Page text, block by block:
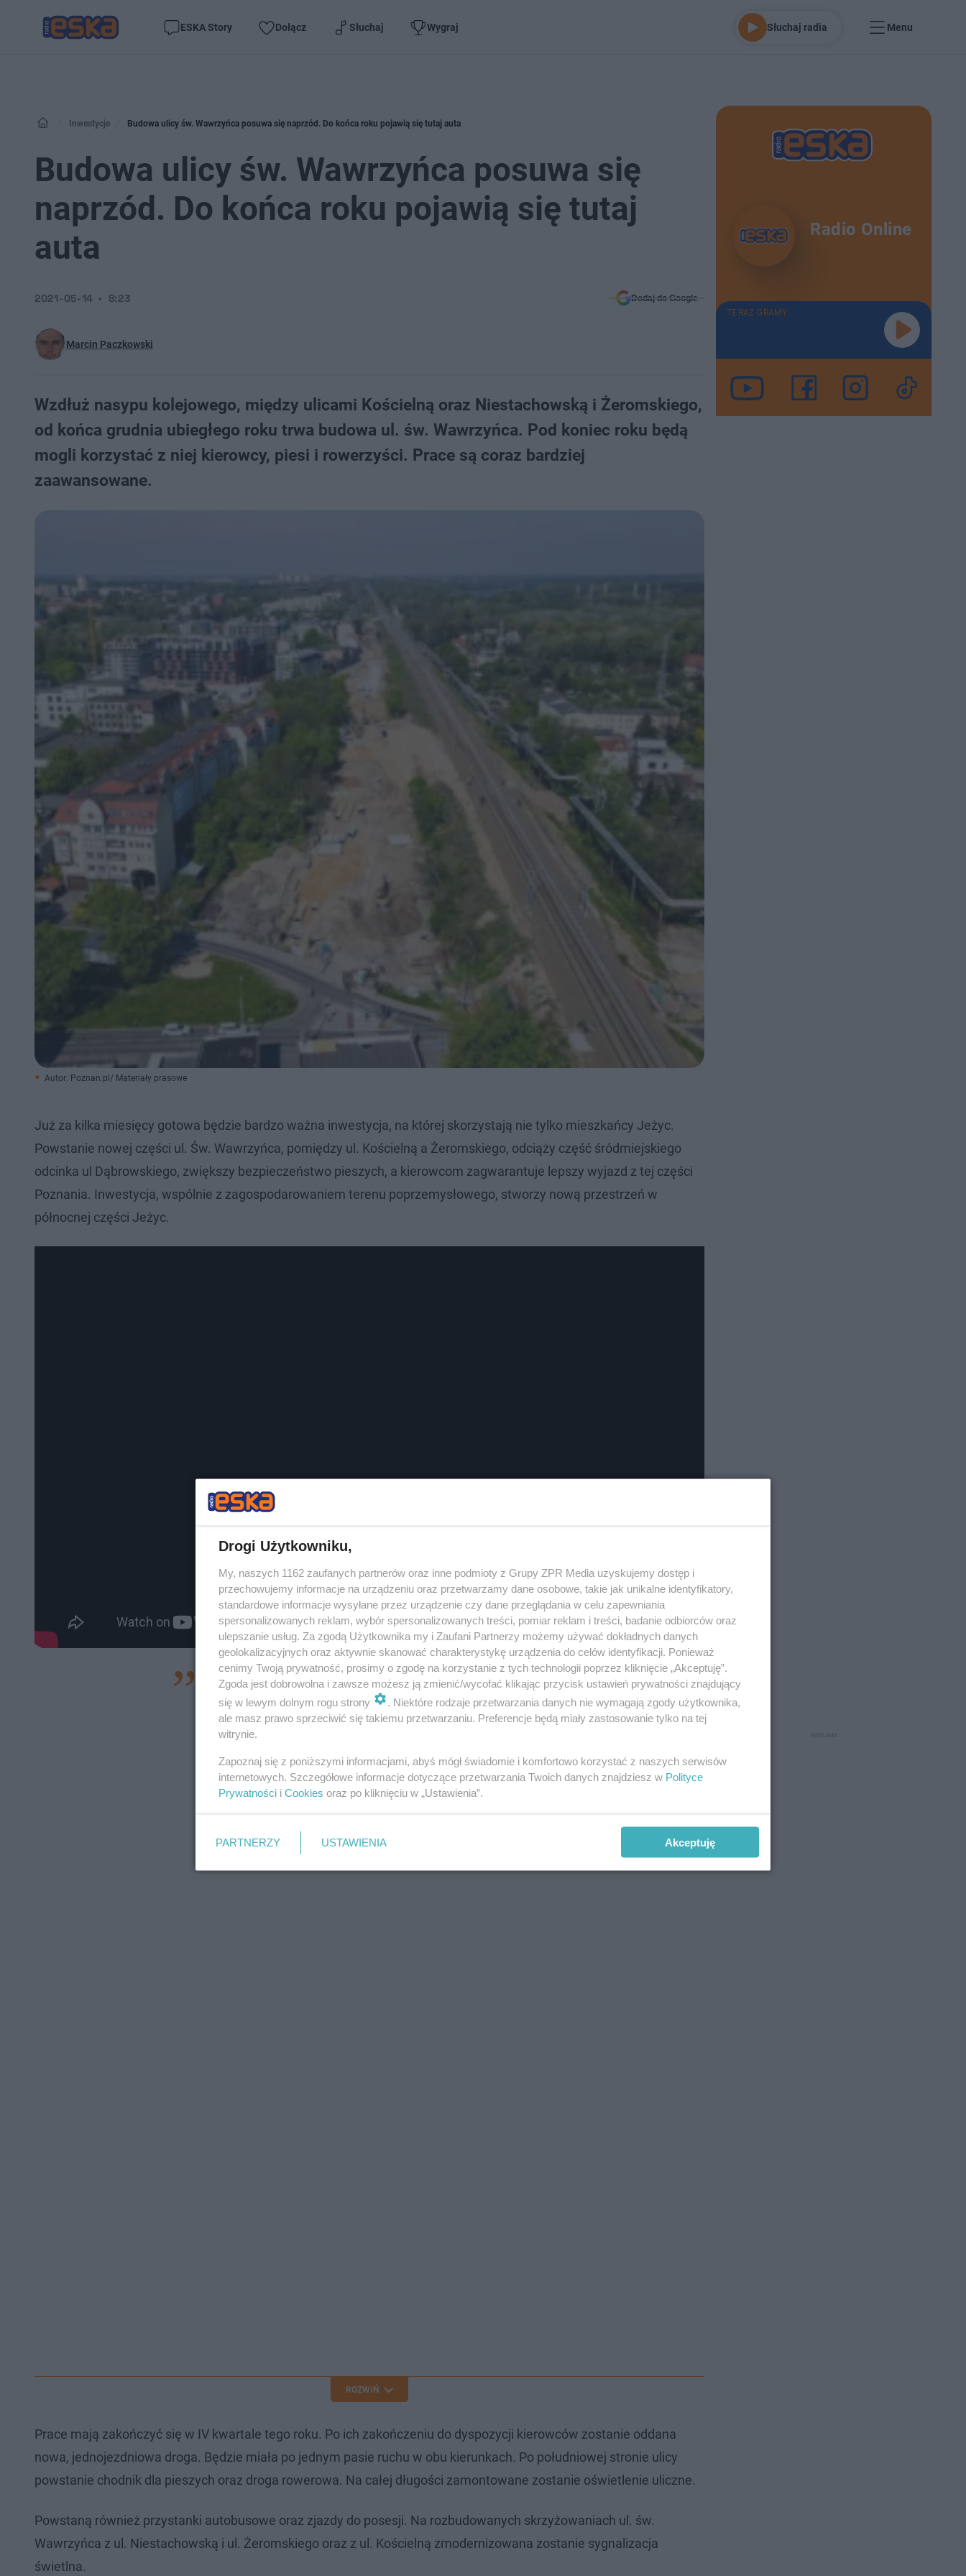
ESKA Story Dołącz Słuchaj Wygraj Słuchaj radia Menu
Inwestycje Budowa ulicy św. Wawrzyńca posuwa się naprzód. Do końca roku pojawią się tutaj auta
Budowa ulicy św. Wawrzyńca posuwa się
naprzód. Do końca roku pojawią się tutaj
auta
Marcin Paczkowski
2021-05-14 8:23 Dodaj do Google
Wzdłuż nasypu kolejowego, między ulicami Kościelną oraz Niestachowską i Żeromskiego,
od końca grudnia ubiegłego roku trwa budowa ul. św. Wawrzyńca. Pod koniec roku będą
mogli korzystać z niej kierowcy, piesi i rowerzyści. Prace są coraz bardziej
zaawansowane.
Autor: Poznan.pl/ Materiały prasowe
Już za kilka miesięcy gotowa będzie bardzo ważna inwestycja, na której skorzystają nie tylko mieszkańcy Jeżyc.
Powstanie nowej części ul. Św. Wawrzyńca, pomiędzy ul. Kościelną a Żeromskiego, odciąży część śródmiejskiego
odcinka ul Dąbrowskiego, zwiększy bezpieczeństwo pieszych, a kierowcom zagwarantuje lepszy wyjazd z tej części
Poznania. Inwestycja, wspólnie z zagospodarowaniem terenu poprzemysłowego, stworzy nową przestrzeń w
północnej części Jeżyc.
- Wykonano już niemal połowę prac związanych z budową
kanalizacji deszczowej, rozpoczęły się roboty drogowe i budowa
oświetlenia. Przebudowywana jest sieć energetyczna, gazowa i
Kościelnej i Grudzieniec. Przed nami przebudowa ciepłociągu -
wyjaśnia Grzegorz Bubula, wiceprezes zarządu spółki
ROZWIŃ
Prace mają zakończyć się w IV kwartale tego roku. Po ich zakończeniu do dyspozycji kierowców zostanie oddana
nowa, jednojezdniowa droga. Będzie miała po jednym pasie ruchu w obu kierunkach. Po południowej stronie ulicy
powstanie chodnik dla pieszych oraz droga rowerowa. Na całej długości zamontowane zostanie oświetlenie uliczne.
Powstaną również przystanki autobusowe oraz zjazdy do posesji. Na rozbudowanych skrzyżowaniach ul. św.
Wawrzyńca z ul. Niestachowską i ul. Żeromskiego oraz z ul. Kościelną zmodernizowana zostanie sygnalizacja
świetlna.
Radio Online
TERAZ GRAMY
Drogi Użytkowniku,
My, naszych 1162 zaufanych partnerów oraz inne podmioty z Grupy ZPR Media uzyskujemy dostęp i
przechowujemy informacje na urządzeniu oraz przetwarzamy dane osobowe, takie jak unikalne identyfikatory,
standardowe informacje wysyłane przez urządzenie czy dane przeglądania w celu zapewniania
spersonalizowanych reklam, wybór spersonalizowanych treści, pomiar reklam i treści, badanie odbiorców oraz
ulepszanie usług. Za zgodą Użytkownika my i Zaufani Partnerzy możemy używać dokładnych danych
geolokalizacyjnych oraz aktywnie skanować charakterystykę urządzenia do celów identyfikacji. Ponieważ
cenimy Twoją prywatność, prosimy o zgodę na korzystanie z tych technologii poprzez kliknięcie „Akceptuję”.
Zgoda jest dobrowolna i zawsze możesz ją zmienić/wycofać klikając przycisk ustawień prywatności znajdujący
się w lewym dolnym rogu strony
. Niektóre rodzaje przetwarzania danych nie wymagają zgody użytkownika,
ale masz prawo sprzeciwić się takiemu przetwarzaniu. Preferencje będą miały zastosowanie tylko na tej
witrynie.
Zapoznaj się z poniższymi informacjami, abyś mógł świadomie i komfortowo korzystać z naszych serwisów
internetowych. Szczegółowe informacje dotyczące przetwarzania Twoich danych znajdziesz w Polityce
Prywatności i Cookies oraz po kliknięciu w „Ustawienia”.
PARTNERZY USTAWIENIA Akceptuję